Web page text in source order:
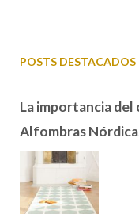
POSTS DESTACADOS
La importancia del
Alfombras